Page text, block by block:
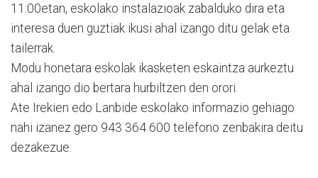
11:00etan, eskolako instalazioak zabalduko dira eta
interesa duen guztiak ikusi ahal izango ditu gelak eta
tailerrak.
Modu honetara eskolak ikasketen eskaintza aurkeztu
ahal izango dio bertara hurbiltzen den orori.
Ate Irekien edo Lanbide eskolako informazio gehiago
nahi izanez gero 943 364 600 telefono zenbakira deitu
dezakezue.